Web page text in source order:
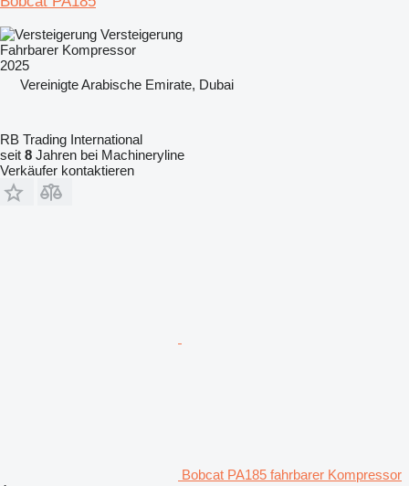
Versteigerung
Fahrbarer Kompressor
2025
Vereinigte Arabische Emirate, Dubai
RB Trading International
seit 8 Jahren bei Machineryline
Verkäufer kontaktieren
Bobcat PA185 fahrbarer Kompressor